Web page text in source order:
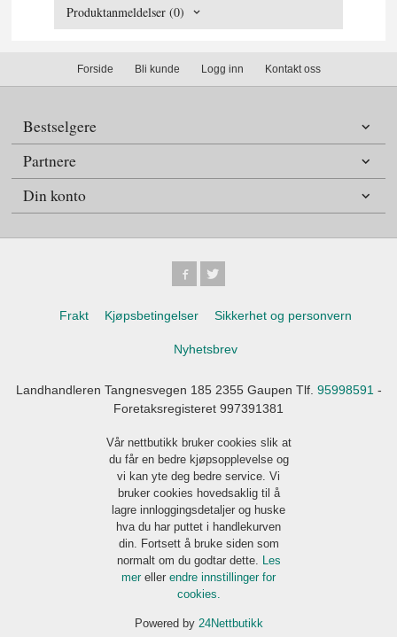
Produktanmeldelser (0)
Forside Bli kunde Logg inn Kontakt oss
Bestselgere
Partnere
Din konto
Frakt Kjøpsbetingelser Sikkerhet og personvern
Nyhetsbrev
Landhandleren Tangnesvegen 185 2355 Gaupen Tlf. 95998591-
Foretaksregisteret 997391381
Vår nettbutikk bruker cookies slik at
du får en bedre kjøpsopplevelse og
vi kan yte deg bedre service. Vi
bruker cookies hovedsaklig til å
lagre innloggingsdetaljer og huske
hva du har puttet i handlekurven
din. Fortsett å bruke siden som
normalt om du godtar dette.
Les
mer eller endre innstillinger for
cookies.
Powered by 24Nettbutikk